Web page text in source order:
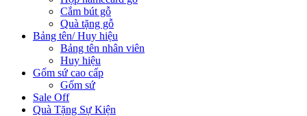
Cắm bút gỗ
Quà tặng gỗ
Bảng tên/ Huy hiệu
Bảng tên nhân viên
Huy hiệu
Gốm sứ cao cấp
Gốm sứ
Sale Off
Quà Tặng Sự Kiện